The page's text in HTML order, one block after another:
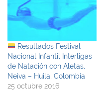
Resultados Festival
Nacional Infantil Interligas
de Natación con Aletas,
Neiva – Huila, Colombia
25 octubre 2016